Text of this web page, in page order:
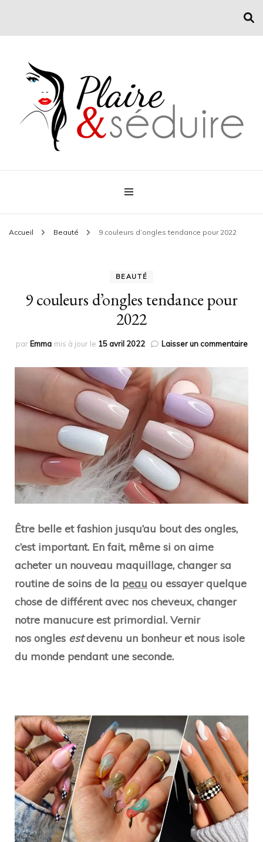
Plaire & Séduire
Conseil mode et séduction
Accueil Beauté 9 couleurs d’ongles tendance pour 2022
BEAUTÉ
9 couleurs d’ongles tendance pour
2022
par Emma mis à jour le 15 avril 2022 Laisser un commentairesur
Être belle et fashion jusqu’au bout des ongles,
c’est important. En fait, même si on aime
acheter un nouveau maquillage, changer sa
routine de soins de la peau ou essayer quelque
chose de différent avec nos cheveux, changer
notre manucure est primordial. Vernir
nos ongles estdevenu un bonheur et nous isole
du monde pendant une seconde.